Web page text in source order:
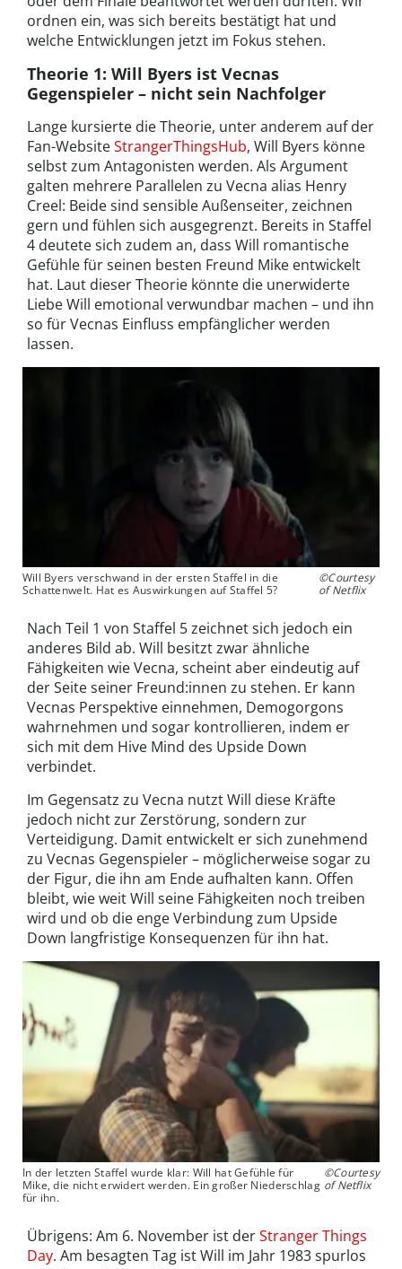
ordnen ein, was sich bereits bestätigt hat und
welche Entwicklungen jetzt im Fokus stehen.
Theorie 1: Will Byers ist Vecnas
Gegenspieler – nicht sein Nachfolger
Lange kursierte die Theorie, unter anderem auf der
Fan-WebsiteStrangerThing­sHub, Will Byers könne
selbst zum Antagonisten werden. Als Argument
galten mehrere Parallelen zu Vecna alias Henry
Creel: Beide sind sensible Außenseiter, zeichnen
gern und fühlen sich ausgegrenzt. Bereits in Staffel
4 deutete sich zudem an, dass Will romantische
Gefühle für seinen besten Freund Mike entwickelt
hat. Laut dieser Theorie könnte die unerwiderte
Liebe Will emotional verwundbar machen – und ihn
so für Vecnas Einfluss empfänglicher werden
lassen.
Will Byers verschwand in der ersten Staffel in die
Schattenwelt. Hat es Auswirkungen auf Staffel 5?
©Courtesy
of Netflix
Nach Teil 1 von Staffel 5 zeichnet sich jedoch ein
anderes Bild ab. Will besitzt zwar ähnliche
Fähigkeiten wie Vecna, scheint aber eindeutig auf
der Seite seiner Freund:innen zu stehen. Er kann
Vecnas Perspektive einnehmen, Demogorgons
wahrnehmen und sogar kontrollieren, indem er
sich mit dem Hive Mind des Upside Down
verbindet.
Im Gegensatz zu Vecna nutzt Will diese Kräfte
jedoch nicht zur Zerstörung, sondern zur
Verteidigung. Damit entwickelt er sich zunehmend
zu Vecnas Gegenspieler – möglicherweise sogar zu
der Figur, die ihn am Ende aufhalten kann. Offen
bleibt, wie weit Will seine Fähigkeiten noch treiben
wird und ob die enge Verbindung zum Upside
Down langfristige Konsequenzen für ihn hat.
In der letzten Staffel wurde klar: Will hat Gefühle für
Mike, die nicht erwidert werden. Ein großer Niederschlag
für ihn.
©Courtesy
of Netflix
Übrigens: Am 6. November ist derStranger Things
Day. Am besagten Tag ist Will im Jahr 1983 spurlos